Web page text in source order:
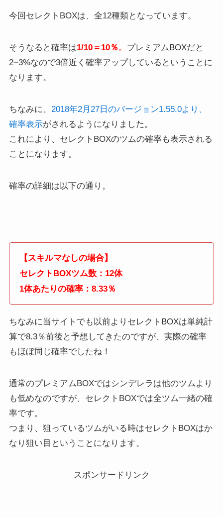
今回セレクトBOXは、全12種類となっています。
そうなると確率は1/10＝10％ 。 プレミアムBOXだと
2~3%なので3倍近く確率アップしているということに
なります。
ちなみに、 2018年2月27日のバージョン1.55.0より、
確率表示がされるようになりました。
これにより、セレクトBOXのツムの確率も表示される
ことになります。
確率の詳細は以下の通り。
【スキルマなしの場合】
セレクトBOXツム数：12体
1体あたりの確率：8.33％
ちなみに当サイトでも以前よりセレクトBOXは単純計
算で8.3％前後と予想してきたのですが、実際の確率
もほぼ同じ確率でしたね！
通常のプレミアムBOXではシンデレラは他のツムより
も低めなのですが、セレクトBOXでは全ツム一緒の確
率です。
つまり、狙っているツムがいる時はセレクトBOXはか
なり狙い目ということになります。
スポンサードリンク